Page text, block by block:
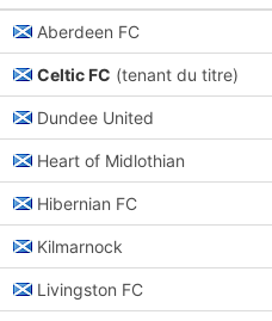
Aberdeen FC
Celtic FC (tenant du titre)
Dundee United
Heart of Midlothian
Hibernian FC
Kilmarnock
Livingston FC